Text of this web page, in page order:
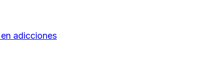
adicciones